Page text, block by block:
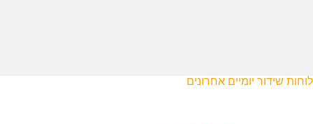
לוחות שידור יומיים אחרונים